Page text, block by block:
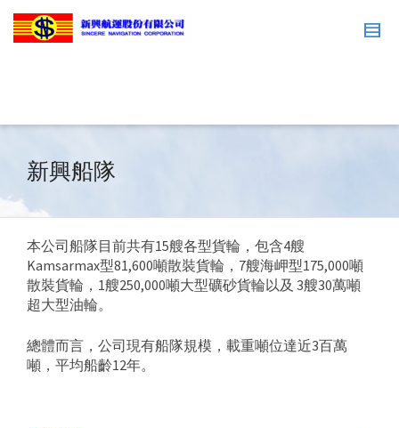
新興船隊
本公司船隊目前共有15艘各型貨輪，包含4艘
Kamsarmax型81,600噸散裝貨輪，7艘海岬型175,000噸
散裝貨輪，1艘250,000噸大型礦砂貨輪以及 3艘30萬噸
超大型油輪。
總體而言，公司現有船隊規模，載重噸位達近3百萬
噸，平均船齡12年。